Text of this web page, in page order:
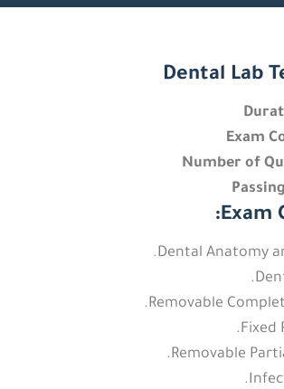
Dental Lab
Exam
Number of
Exam
Dental Anatomy
Removable
Fixed
Removable